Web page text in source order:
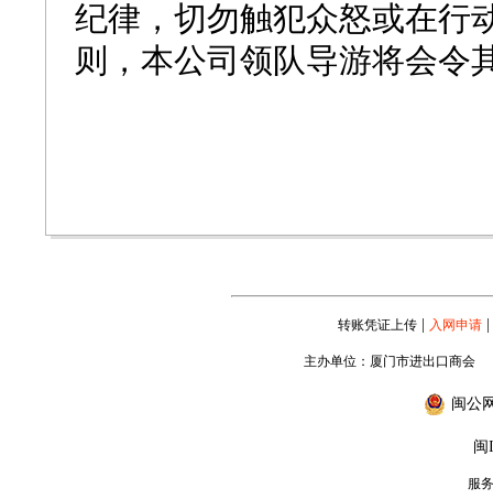
纪律，切勿触犯众怒或在行
则，本公司领队导游将会令
转账凭证上传| 入网申请|
主办单位：厦门市进出口商
闽公
闽
服